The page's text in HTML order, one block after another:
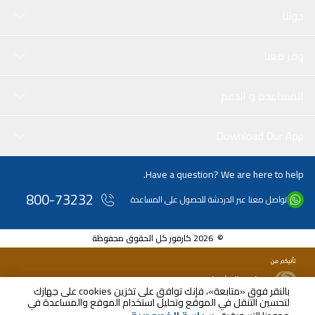
بالنقر فوق «متابعة»، فإنك توافق على تخزين cookies على جهازك
لتحسين التنقل في الموقع وتحليل استخدام الموقع والمساعدة في
Have a question? We are here to help.
تواصل معنا عبر الدردشة للحصول على المساعدة 800-73232
© 2026 كارفور كل الحقوق محفوظة